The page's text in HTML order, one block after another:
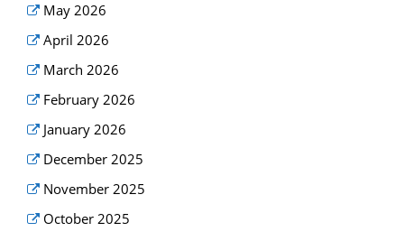
May 2026
April 2026
March 2026
February 2026
January 2026
December 2025
November 2025
October 2025